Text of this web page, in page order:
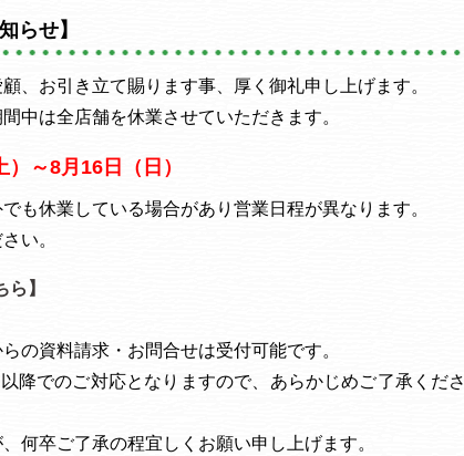
らせ】
、お引き立て賜ります事、厚く御礼申し上げます。
中は全店舗を休業させていただきます。
～8月16日（日）
も休業している場合があり営業日程が異なります。
い。
】
の資料請求・お問合せは受付可能です。
降でのご対応となりますので、あらかじめご了承くださ
何卒ご了承の程宜しくお願い申し上げます。